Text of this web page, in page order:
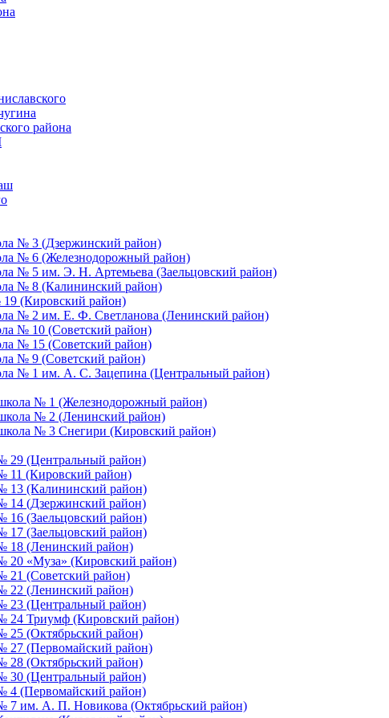
района
№ 3 (Дзержинский район)
№ 6 (Железнодорожный район)
№ 5 им. Э. Н. Артемьева (Заельцовский район)
№ 8 (Калининский район)
19 (Кировский район)
№ 2 им. Е. Ф. Светланова (Ленинский район)
№ 10 (Советский район)
№ 15 (Советский район)
№ 9 (Советский район)
№ 1 им. А. С. Зацепина (Центральный район)
школа № 1 (Железнодорожный район)
школа № 2 (Ленинский район)
школа № 3 Снегири (Кировский район)
29 (Центральный район)
11 (Кировский район)
13 (Калининский район)
14 (Дзержинский район)
16 (Заельцовский район)
17 (Заельцовский район)
18 (Ленинский район)
20 «Муза» (Кировский район)
21 (Советский район)
22 (Ленинский район)
23 (Центральный район)
24 Триумф (Кировский район)
25 (Октябрьский район)
27 (Первомайский район)
28 (Октябрьский район)
30 (Центральный район)
4 (Первомайский район)
7 им. А. П. Новикова (Октябрьский район)